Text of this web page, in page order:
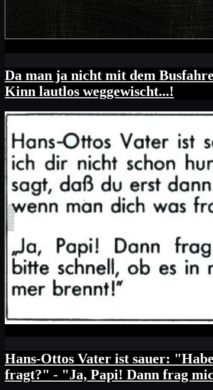
Da man ja nicht mit dem
Kinn lautlos weggewischt...!
Hans-Ottos Vater ist sauer:
fragt?" - "Ja, Papi! Dann frag